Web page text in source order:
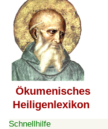
Ökumenisches
Heiligenlexikon
Schnellhilfe